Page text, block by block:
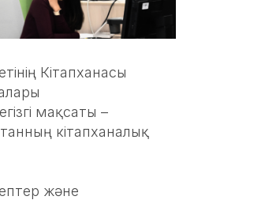
Кітапханасы
мақсаты –
кітапханалық
және